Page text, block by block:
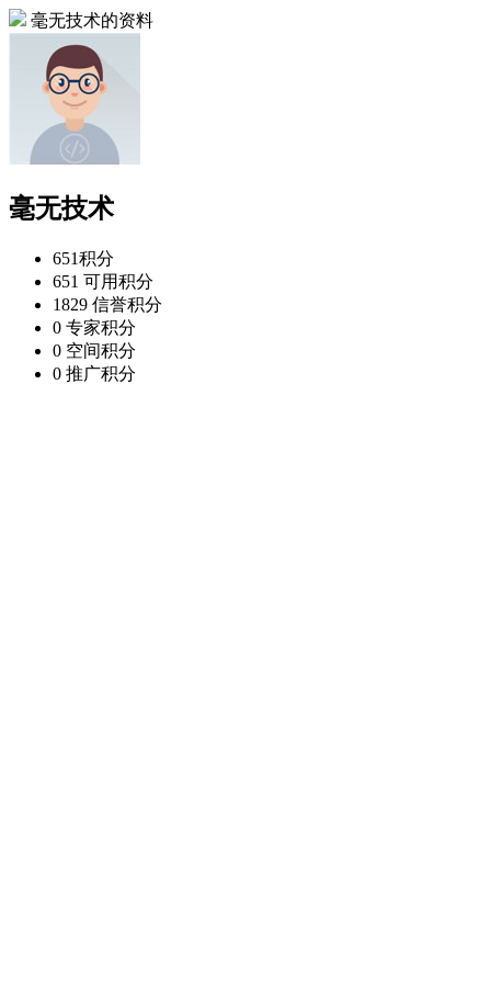
毫无技术的资料
毫无技术
651积分
651 可用积分
1829 信誉积分
0 专家积分
0 空间积分
0 推广积分